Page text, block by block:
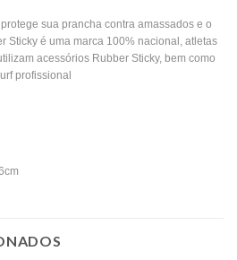
sua prancha contra amassados e o
Sticky é uma marca 100% nacional, atletas
acessórios Rubber Sticky, bem como
profissional